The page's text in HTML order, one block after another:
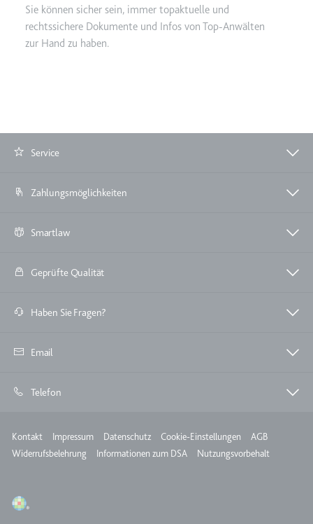
Sie können sicher sein, immer topaktuelle und
rechtssichere Dokumente und Infos von Top-Anwälten
zur Hand zu haben.
Service
Zahlungsmöglichkeiten
Smartlaw
Geprüfte Qualität
Haben Sie Fragen?
Email
Telefon
Meta
Kontakt Impressum Datenschutz Cookie-Einstellungen
AGB
Widerrufsbelehrung
Informationen zum DSA Nutzungsvorbehalt